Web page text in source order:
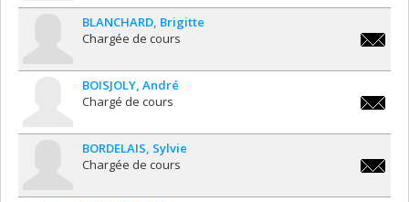
BLANCHARD Brigitte
Chargée de cours
BOISJOLY André
Chargé de cours
BORDELAIS Sylvie
Chargée de cours